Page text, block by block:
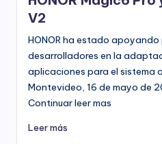
V2
HONOR ha estado
desarrolladores en la
aplicaciones para el sistema
Montevideo, 16 de mayo de
Continuar leer mas
Leer más